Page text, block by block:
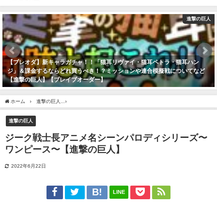
進撃の巨人
【ブレオダ】新キャラガチャ！！「猫耳リヴァイ・猫耳ペトラ・猫耳ハン
ジ」＆課金するならどれ買うべき！？ミッションや連合模擬戦についてなど
【進撃の巨人】【ブレイブオーダー】
ホーム 進撃の巨人
進撃の巨人
ジーク戦士長アニメ名シーンパロディシリーズ〜
ワンピース〜【進撃の巨人】
2022年6月22日
LINE